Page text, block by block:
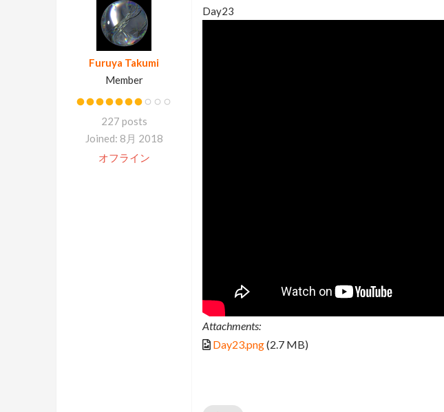
Furuya Takumi
Member
227 posts
Joined: 8月 2018
オフライン
Day23
Attachments:
Day23.png(2.7 MB)